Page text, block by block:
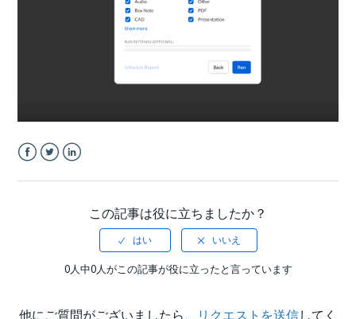
この記事は役に立ちましたか？
0人中0人がこの記事が役に立ったと言っています
他にご質問がございましたら、 リクエストを送信してく